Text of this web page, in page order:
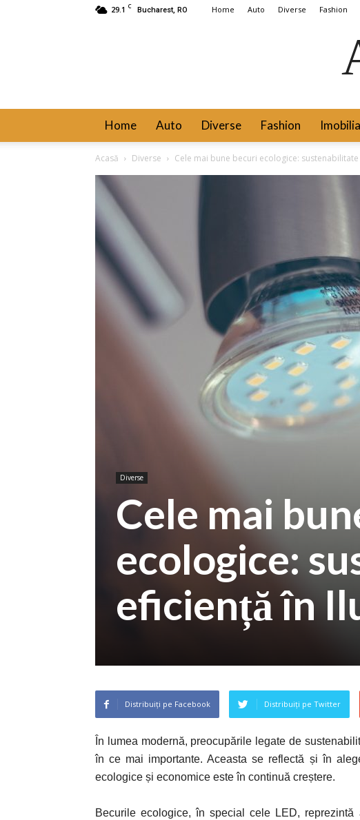
29.1 C Bucharest, RO Home Auto Diverse Fashion
Home Auto Diverse Fashion
Acasă Diverse Cele mai bune becuri ecologice:
Diverse
Cele mai
ecologice:
eficiență în
Distribuiți pe Facebook Distribuiți pe Twitter
În lumea modernă, preocupările legate de
în ce mai importante. Aceasta se reflectă și în
ecologice și economice este în continuă creștere.
Becurile ecologice, în special cele LED,